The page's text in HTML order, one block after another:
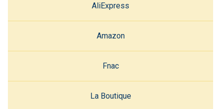
AliExpress
Amazon
Fnac
La Boutique